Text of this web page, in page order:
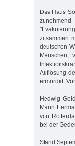
Das Haus
zusammen
deutschen
Menschen,
Auflösung
ermordet.
Hedwig
Mann
von
bei der
Stand